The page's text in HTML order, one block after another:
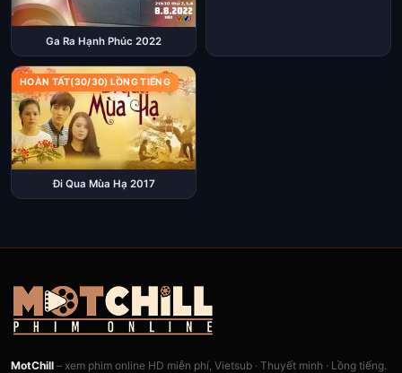
Ga Ra Hạnh Phúc 2022
HOÀN TẤT(30/30) LỒNG TIẾNG
Đi Qua Mùa Hạ 2017
MotChill – xem phim online HD miễn phí, Vietsub · Thuyết minh · Lồng tiếng.